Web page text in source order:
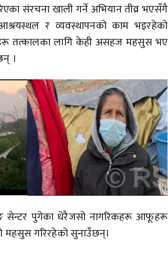
संरचना खाली गर्ने अभियान तीव्र भएसँगै
र व्यवस्थापनको काम भइरहेको
तत्कालका लागि केही असहज महसुस भए
।
सेन्टर पुगेका धेरैजसो नागरिकहरू आफूहरू
महसुस गरिरहेको सुनाउँछन्।